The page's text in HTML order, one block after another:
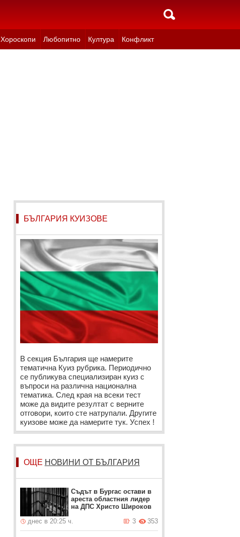
Хороскопи Любопитно Култура Конфликт
БЪЛГАРИЯ КУИЗОВЕ
В секция България ще намерите
тематична Куиз рубрика. Периодично
се публикува специализиран куиз с
въпроси на различна национална
тематика. След края на всеки тест
може да видите резултат с верните
отговори, които сте натрупали. Другите
куизове може да намерите тук. Успех !
ОЩЕ НОВИНИ ОТ БЪЛГАРИЯ
Съдът в Бургас остави в
ареста областния лидер
на ДПС Христо Широков
днес в 20:25 ч.
353
3